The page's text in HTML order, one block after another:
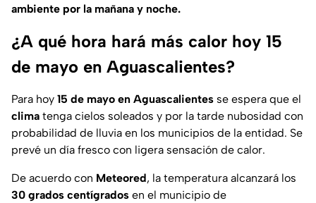
ambiente por la mañana y noche.
¿A qué hora hará más calor hoy 15
de mayo en Aguascalientes?
Para hoy 15 de mayo en Aguascalientes se espera que el
clima tenga cielos soleados y por la tarde nubosidad con
probabilidad de lluvia en los municipios de la entidad. Se
prevé un día fresco con ligera sensación de calor.
De acuerdo con Meteored, la temperatura alcanzará los
30 grados centígrados en el municipio de